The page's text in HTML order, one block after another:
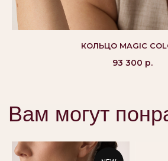
КОЛЬЦО MAGIC
93 300 р.
Проверка подлинности
Доставка и оплата
Вопросы и ответы
ПОКУПАТЕЛЯМ
Подвески
Серьги
КАТАЛОГ